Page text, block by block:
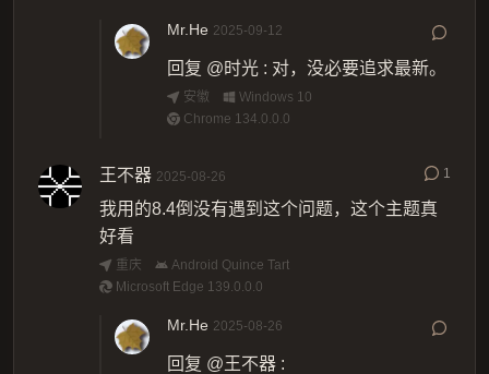
Mr.He 2025-09-12
回复 @时光 : 对，没必要追求最新。
安徽
Windows 10
Chrome 134.0.0.0
王不器 2025-08-26 1
我用的8.4倒没有遇到这个问题，这个主题真
好看
重庆
Android Quince Tart
Microsoft Edge 139.0.0.0
Mr.He 2025-08-26
回复 @王不器 :